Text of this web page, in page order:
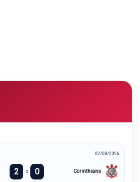
02/08/2026
2 x 0 Corinthians